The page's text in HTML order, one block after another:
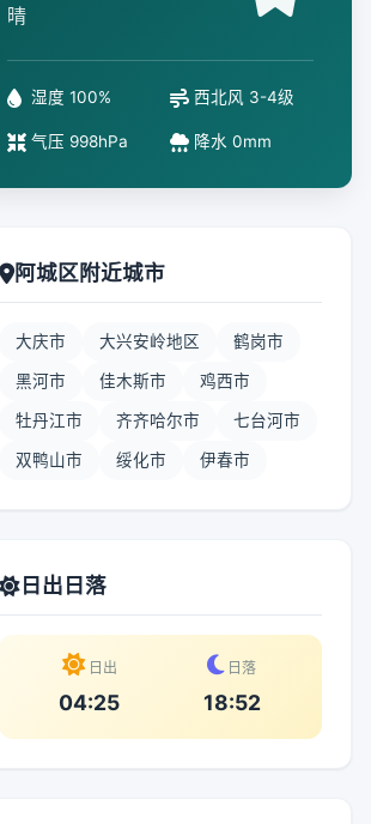
晴
湿度 100% 西北风 3-4级
气压 998hPa 降水 0mm
阿城区附近城市
大庆市 大兴安岭地区 鹤岗市
黑河市 佳木斯市 鸡西市
牡丹江市 齐齐哈尔市 七台河市
双鸭山市 绥化市 伊春市
日出日落
日出
04:25
日落
18:52